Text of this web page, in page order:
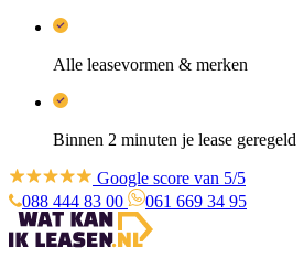
Alle leasevormen & merken
Binnen 2 minuten je lease geregeld
Google score van 5/5
088 444 83 00
061 669 34 95